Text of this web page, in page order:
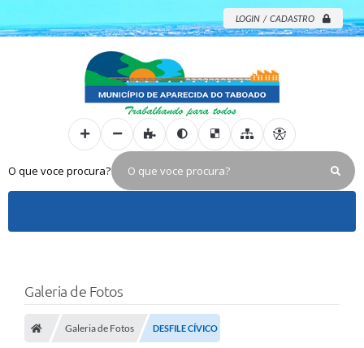
LOGIN / CADASTRO
O que voce procura?
Galeria de Fotos
Galeria de Fotos DESFILE CÍVICO